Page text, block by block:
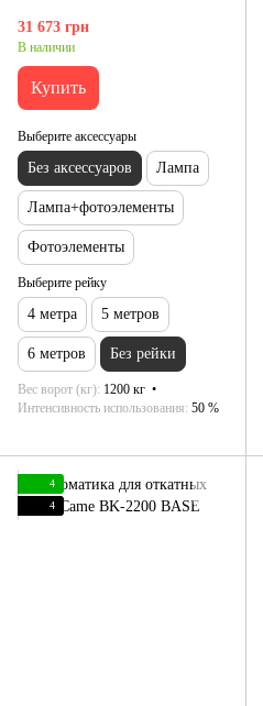
31 673 грн
В наличии
Купить
Выберите аксессуары
Без аксессуаров Лампа
Лампа+фотоэлементы
Фотоэлементы
Выберите рейку
4 метра 5 метров
6 метров Без рейки
Вес ворот (кг) 1200 кг
Интенсивность использования 50 %
4
4